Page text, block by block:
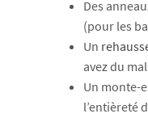
Des
(pour les
Un
avez du
Un monte-
l’entièreté